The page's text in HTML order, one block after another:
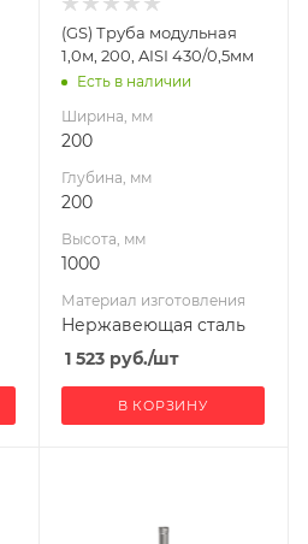
Нержавеющая
сталь
Производитель
(GS) Труба модульная
1,0м, 200, AISI 430/0,5мм
Есть в наличии
Ширина, мм
200
Глубина, мм
200
Высота, мм
1000
Материал изготовления
Нержавеющая сталь
1 523руб./шт
В КОРЗИНУ